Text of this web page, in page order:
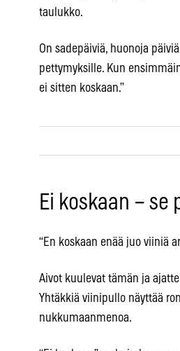
taulukko.
On sadepäiviä, huonoja
pettymyksille. Kun
ei sitten koskaan.”
Ei koskaan –
“En koskaan enää juo viiniä
Aivot kuulevat tämän ja
Yhtäkkiä viinipullo näyttää
nukkumaanmenoa.